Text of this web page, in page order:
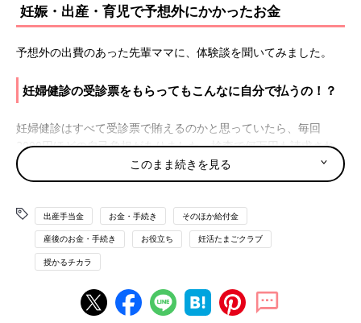
妊娠・出産・育児で予想外にかかったお金
予想外の出費のあった先輩ママに、体験談を聞いてみました。
妊婦健診の受診票をもらってもこんなに自分で払うの！？
妊婦健診はすべて受診票で賄えるのかと思っていたら、毎回
2000円ほどの自己負担がありました。検査で何万円も請求され
たときはビックリ！ 任意の 予防接種 も高い！
支給された受診票ではたりず、最後のほうは自己負担になること
い～。
（39歳・神奈川県・会社員）
里帰り先で2回目の検査、これってしかたないの？
自宅の近所の産院で妊婦健診を受けていましたが、出産前に里帰
このまま続きを見る
出産手当金 お金・手続き そのほか給付金
産後のお金・手続き お役立ち 妊活たまごクラブ
授かるチカラ